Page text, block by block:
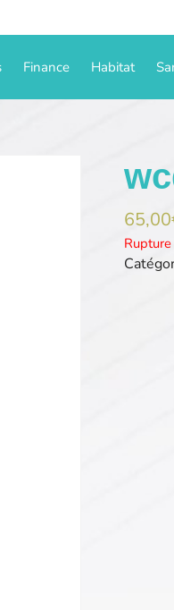
Finance Habitat
65,00